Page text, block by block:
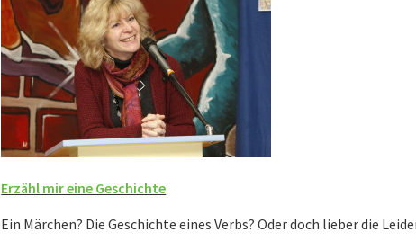
Erzähl mir eine Geschichte
Ein Märchen? Die Geschichte eines Verbs? Oder doch lieber die